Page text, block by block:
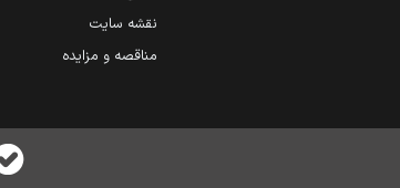
نقشه سایت
مناقصه و مزایده